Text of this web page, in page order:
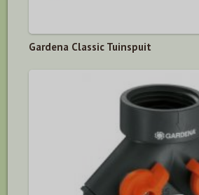
Gardena Classic Tuinspuit